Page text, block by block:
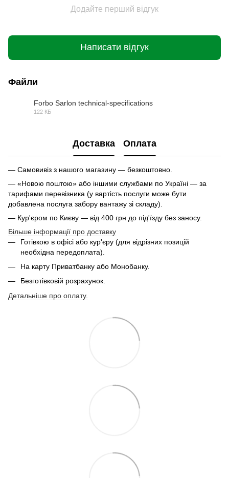
Додайте перший відгук
Написати відгук
Файли
Forbo Sarlon technical-specifications
122 КБ
Доставка Оплата
— Самовивіз з нашого магазину — безкоштовно.
— «Новою поштою» або іншими службами по Україні — за
тарифами перевізника (у вартість послуги може бути
добавлена послуга забору вантажу зі складу).
— Кур'єром по Києву — від 400 грн до під'їзду без заносу.
Більше інформації про доставку
Готівкою в офісі або кур'єру (для відрізних позицій
необхідна передоплата).
На карту Приватбанку або Монобанку.
Безготівковій розрахунок.
Детальніше про оплату.